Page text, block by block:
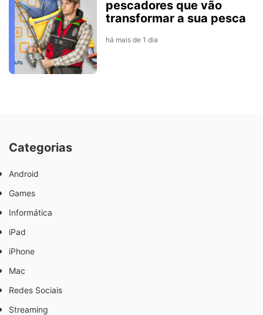
pescadores que vão
transformar a sua pesca
há mais de 1 dia
Categorias
Android
Games
Informática
iPad
iPhone
Mac
Redes Sociais
Streaming